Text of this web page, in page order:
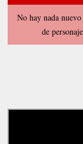
No hay nada
de